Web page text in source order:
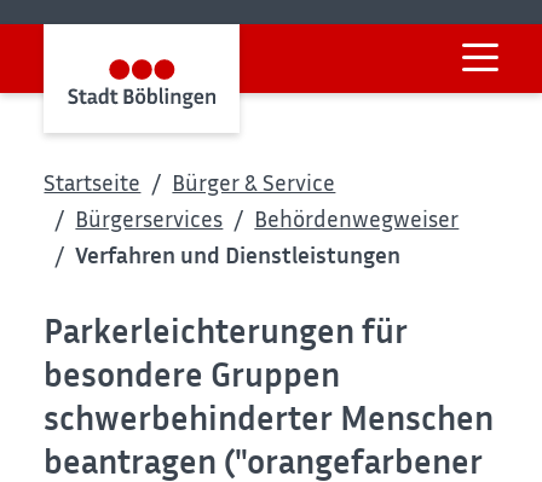
Startseite
Bürger & Service
Bürgerservices
Behördenwegweiser
Verfahren und Dienstleistungen
Parkerleichterungen für
besondere Gruppen
schwerbehinderter Menschen
beantragen ("orangefarbener